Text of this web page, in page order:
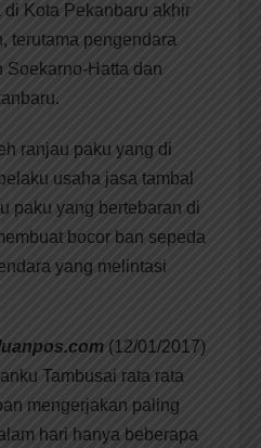
Kota Pekanbaru akhir
terutama pengendara
Hatta dan
ranjau paku yang di
usaha jasa tambal
paku yang bertebaran di
bocor ban sepeda
yang melintasi
(12/01/2017)
Tambusai rata rata
mengerjakan paling
hari hanya beberapa